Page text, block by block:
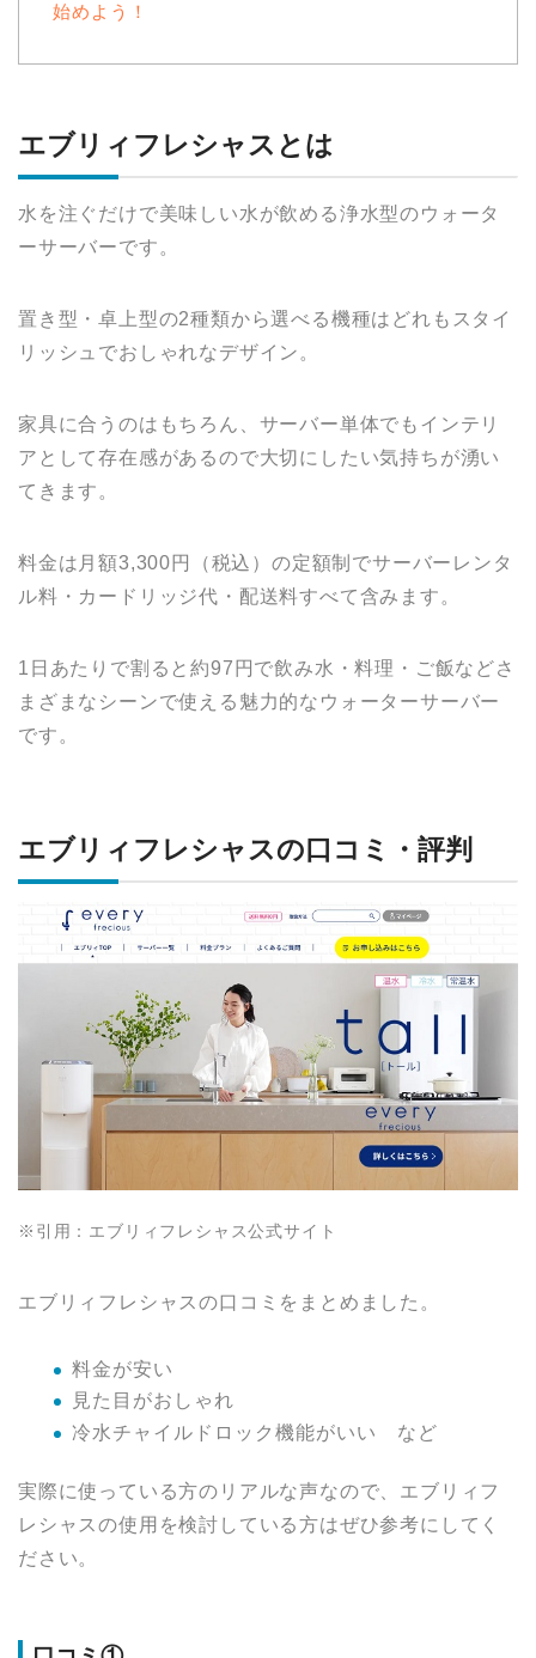
始めよう！
エブリィフレシャスとは
水を注ぐだけで美味しい水が飲める浄水型のウォータ
ーサーバーです。
置き型・卓上型の2種類から選べる機種はどれもスタイ
リッシュでおしゃれなデザイン。
家具に合うのはもちろん、サーバー単体でもインテリ
アとして存在感があるので大切にしたい気持ちが湧い
てきます。
料金は月額3,300円（税込）の定額制でサーバーレンタ
ル料・カードリッジ代・配送料すべて含みます。
1日あたりで割ると約97円で飲み水・料理・ご飯などさ
まざまなシーンで使える魅力的なウォーターサーバー
です。
エブリィフレシャスの口コミ・評判
※引用：エブリィフレシャス公式サイト
エブリィフレシャスの口コミをまとめました。
料金が安い
見た目がおしゃれ
冷水チャイルドロック機能がいい など
実際に使っている方のリアルな声なので、エブリィフ
レシャスの使用を検討している方はぜひ参考にしてく
ださい。